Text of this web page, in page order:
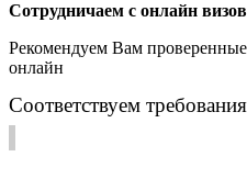
Сотрудничаем с онлайн
Рекомендуем Вам
онлайн
Соответствуем